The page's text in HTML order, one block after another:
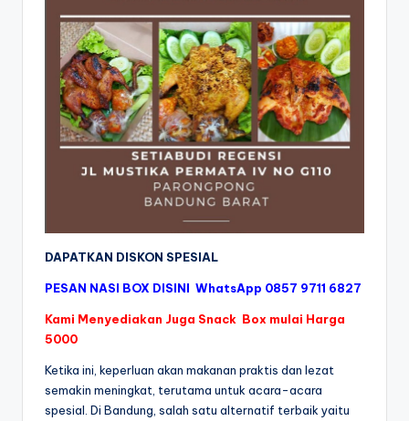
DAPATKAN DISKON SPESIAL
PESAN NASI BOX DISINI WhatsApp 0857 9711 6827
Kami Menyediakan Juga Snack Box mulai Harga
5000
Ketika ini, keperluan akan makanan praktis dan lezat
semakin meningkat, terutama untuk acara-acara
spesial. Di Bandung, salah satu alternatif terbaik yaitu